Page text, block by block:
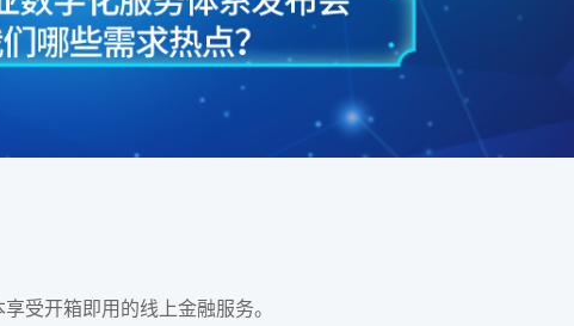
开箱即用的线上金融服务。